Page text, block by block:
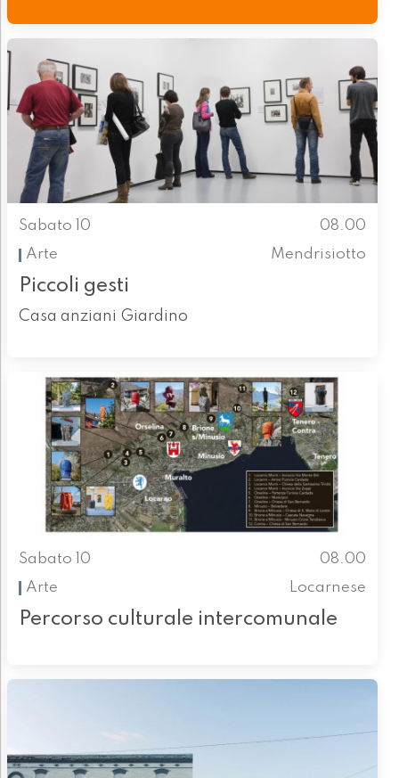
Sabato 10
08.00
Arte
Mendrisiotto
Piccoli gesti
Casa anziani Giardino
Sabato 10
08.00
Arte
Locarnese
Percorso culturale intercomunale